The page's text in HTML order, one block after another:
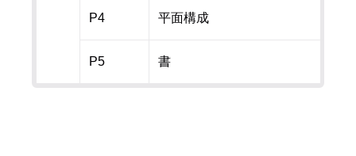
P4 平面構成
P5 書